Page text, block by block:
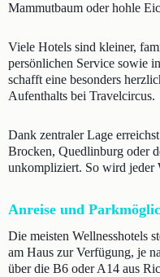
Mammutbaum oder hohle
Viele Hotels sind kleiner,
persönlichen Service sowie
schafft eine besonders
Aufenthalts bei Travelcircus.
Dank zentraler Lage
Brocken, Quedlinburg oder
unkompliziert. So wird jeder
Anreise und
Die meisten Wellnesshotels
am Haus zur Verfügung, je
über die B6 oder A14 aus